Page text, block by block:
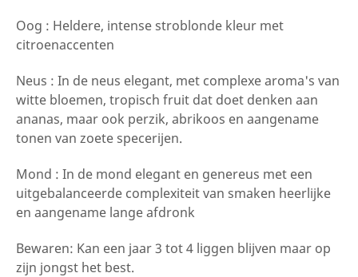
Oog : Heldere, intense stroblonde kleur met
citroenaccenten
Neus : In de neus elegant, met complexe aroma's van
witte bloemen, tropisch fruit dat doet denken aan
ananas, maar ook perzik, abrikoos en aangename
tonen van zoete specerijen.
Mond : In de mond elegant en genereus met een
uitgebalanceerde complexiteit van smaken heerlijke
en aangename lange afdronk
Bewaren: Kan een jaar 3 tot 4 liggen blijven maar op
zijn jongst het best.